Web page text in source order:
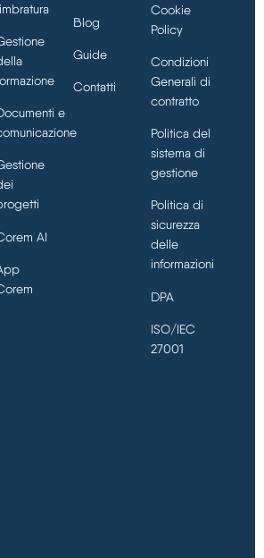
e
AI
Blog
Guide
Contatti
Cookie
Policy
Condizioni
Generali di
contratto
Politica del
sistema di
gestione
Politica di
sicurezza
delle
informazioni
DPA
ISO/IEC
27001